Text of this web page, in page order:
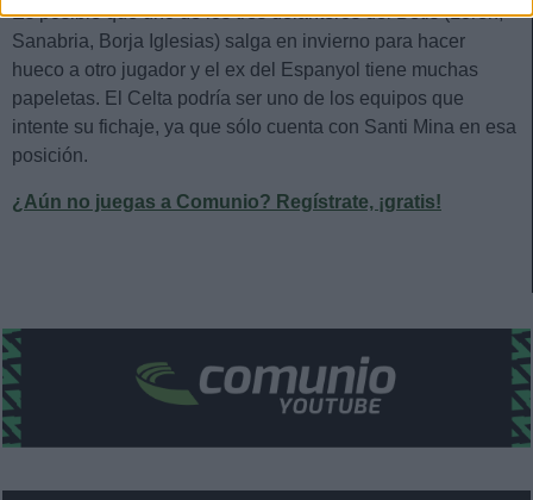
Es posible que uno de los tres delanteros del Betis (Loren,
Sanabria, Borja Iglesias) salga en invierno para hacer
hueco a otro jugador y el ex del Espanyol tiene muchas
papeletas. El Celta podría ser uno de los equipos que
intente su fichaje, ya que sólo cuenta con Santi Mina en esa
posición.
¿Aún no juegas a Comunio? Regístrate, ¡gratis!